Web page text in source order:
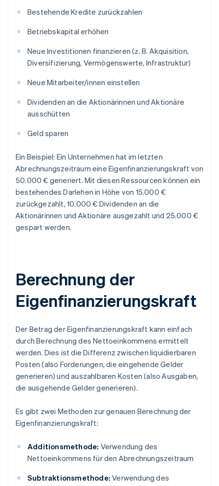
Bestehende Kredite zurückzahlen
Betriebskapital erhöhen
Neue Investitionen finanzieren (z. B. Akquisition,
Diversifizierung, Vermögenswerte, Infrastruktur)
Neue Mitarbeiter/innen einstellen
Dividenden an die Aktionärinnen und Aktionäre
ausschütten
Geld sparen
Ein Beispiel: Ein Unternehmen hat im letzten
Abrechnungszeitraum eine Eigenfinanzierungskraft von
50.000 € generiert. Mit diesen Ressourcen können ein
bestehendes Darlehen in Höhe von 15.000 €
zurückgezahlt, 10.000 € Dividenden an die
Aktionärinnen und Aktionäre ausgezahlt und 25.000 €
gespart werden.
Berechnung der
Eigenfinanzierungskraft
Der Betrag der Eigenfinanzierungskraft kann einfach
durch Berechnung des Nettoeinkommens ermittelt
werden. Dies ist die Differenz zwischen liquidierbaren
Posten (also Forderungen, die eingehende Gelder
generieren) und auszahlbaren Kosten (also Ausgaben,
die ausgehende Gelder generieren).
Es gibt zwei Methoden zur genauen Berechnung der
Eigenfinanzierungskraft:
Additionsmethode: Verwendung des
Nettoeinkommens für den Abrechnungszeitraum
Subtraktionsmethode: Verwendung des